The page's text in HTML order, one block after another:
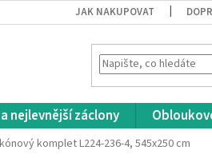
JAK NAKUPOVAT
nejlevnější záclony
komplet L224-236-4, 545x250 cm